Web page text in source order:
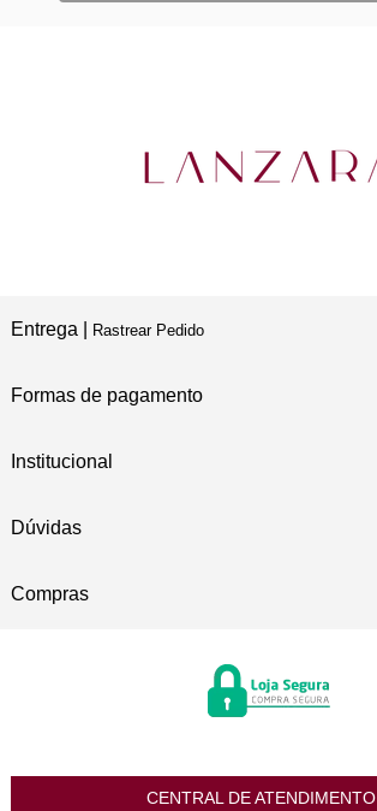
Entrega | Rastrear Pedido
Formas de pagamento
Institucional
Dúvidas
Compras
CENTRAL DE ATENDIMENTO